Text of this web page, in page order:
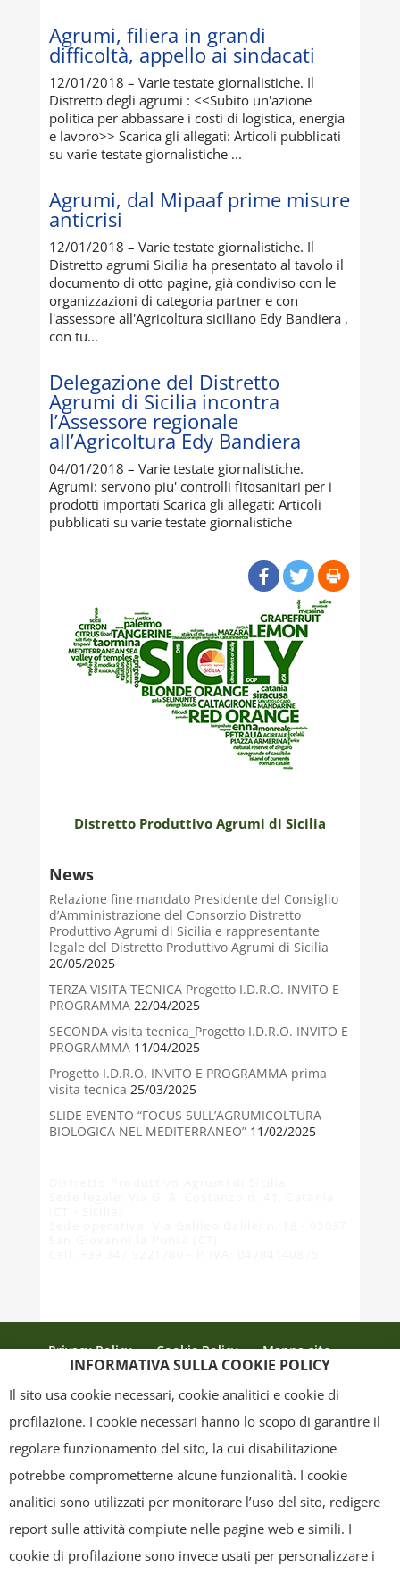
Agrumi, filiera in grandi
difficoltà, appello ai sindacati
12/01/2018 – Varie testate giornalistiche. Il
Distretto degli agrumi : <<Subito un'azione
politica per abbassare i costi di logistica, energia
e lavoro>> Scarica gli allegati: Articoli pubblicati
su varie testate giornalistiche ...
Agrumi, dal Mipaaf prime misure
anticrisi
12/01/2018 – Varie testate giornalistiche. Il
Distretto agrumi Sicilia ha presentato al tavolo il
documento di otto pagine, già condiviso con le
organizzazioni di categoria partner e con
l'assessore all'Agricoltura siciliano Edy Bandiera ,
con tu...
Delegazione del Distretto
Agrumi di Sicilia incontra
l’Assessore regionale
all’Agricoltura Edy Bandiera
04/01/2018 – Varie testate giornalistiche.
Agrumi: servono piu' controlli fitosanitari per i
prodotti importati Scarica gli allegati: Articoli
pubblicati su varie testate giornalistiche
Distretto Produttivo Agrumi di Sicilia
News
Relazione fine mandato Presidente del Consiglio
d’Amministrazione del Consorzio Distretto
Produttivo Agrumi di Sicilia e rappresentante
legale del Distretto Produttivo Agrumi di Sicilia
20/05/2025
TERZA VISITA TECNICA Progetto I.D.R.O. INVITO E
PROGRAMMA22/04/2025
SECONDA visita tecnica_Progetto I.D.R.O. INVITO E
PROGRAMMA11/04/2025
Progetto I.D.R.O. INVITO E PROGRAMMA prima
visita tecnica 25/03/2025
SLIDE EVENTO “FOCUS SULL’AGRUMICOLTURA
BIOLOGICA NEL MEDITERRANEO”11/02/2025
Privacy Policy Cookie Policy
Mappa sito
grafica ed il layout) sono di proprietà del "Distretto Produttivo Agrumi di
Sicilia" e tutelati dal diritto d’autore. È pertanto vietato copiarli,
pubblicarli, riscriverli, commercializzarli, distribuirli, anche soltanto in
parte. Tutti i documenti presenti su questo sito, disponibili gratuitamente
INFORMATIVA SULLA COOKIE POLICY
Il sito usa cookie necessari, cookie analitici e cookie di
profilazione. I cookie necessari hanno lo scopo di garantire il
regolare funzionamento del sito, la cui disabilitazione
potrebbe comprometterne alcune funzionalità. I cookie
analitici sono utilizzati per monitorare l’uso del sito, redigere
report sulle attività compiute nelle pagine web e simili. I
cookie di profilazione sono invece usati per personalizzare i